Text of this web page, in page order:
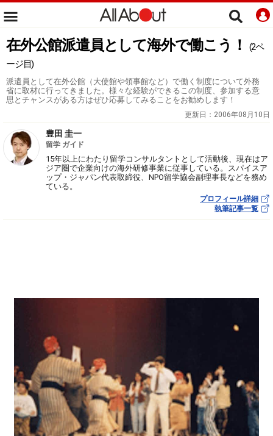
在外公館派遣員として海外で働こう！
(2ペ
ージ目)
派遣員として在外公館（大使館や領事館など）で働く制度について外務
省に取材に行ってきました。様々な経験ができるこの制度、参加する意
思とチャンスがある方はぜひ応募してみることをお勧めします！
更新日： 2006年08月10日
豊田 圭一
留学 ガイド
15年以上にわたり留学コンサルタントとして活動後、現在はア
ジア圏で企業向けの海外研修事業に従事している。スパイスア
ップ・ジャパン代表取締役、NPO留学協会副理事長などを務め
ている。
プロフィール詳細
執筆記事一覧